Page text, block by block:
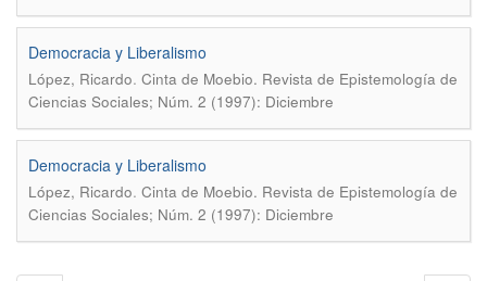
Democracia y Liberalismo
López, Ricardo. Cinta de Moebio. Revista de Epistemología de
Ciencias Sociales; Núm. 2 (1997): Diciembre
Democracia y Liberalismo
López, Ricardo. Cinta de Moebio. Revista de Epistemología de
Ciencias Sociales; Núm. 2 (1997): Diciembre